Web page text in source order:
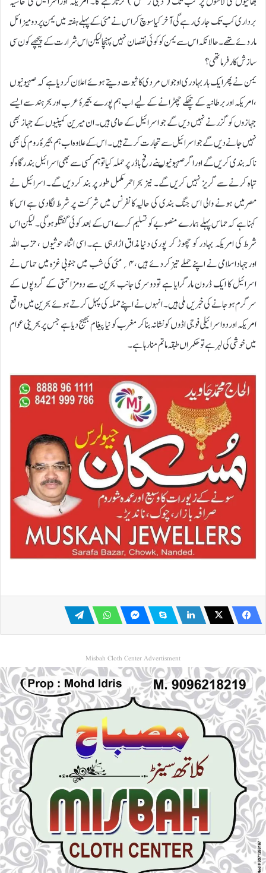
برداری کب تک جاری رہے گی آخر کیا سوچ کر اس نے مئی کے پہلے ہفتہ میں یمن پردومیزائل
ماردئے تھے۔ حالانکہ اس سے یمن کو کوئی نقصان نہیں پہنچا لیکن اس شرارت کے پیچھے کون سی
سازش کار فرماتھی؟
یمن نے پھرایک بار بہادری اوجواں مردی کا ثبوت دیتے ہوئے اعلان کردیاہے کہ صہیونیوں
،امریکہ اوربرطانیہ کے چھکے چھڑانے کے لیے اب ہم پورے بحیرۂ عرب اوربحرہند سے ایسے
جہازوں کو گزرنے نہیں دیں گے جو اسرائیل کے حامی ہیں۔ ان میرین کمپنیوں کے جہاز بھی
نہیں جانے دیں گے جواسرائیل سے تجارت کرتے ہیں۔ اس کے علاوہ اب ہم بحیرۂ روم کی بھی
ناکہ بندی کریں گے اوراگر صہیونیوںنے رفح باڈر پر حملہ کیاتو ہم کسی سے بھی اسرائیل بندرگاہ کو
تباہ کرنے سے گریز نہیں کریں گے۔ نیز بحراحمر مکمل طور پر بند کردیں گے۔ اسرائیل نے
مصرمیں ہونے والی اس جنگ بندی کی حالیہ کانفرنس میں شرکت پر شرط لگادی ہے اس کا
کہناہے کہ حماس پہلے ہمارے منصوبے کو تسلیم کرے اس کے بعد کوئی گفتگو ہوگی۔ لیکن اس
شرط کی امریکہ بہادر کو چھوڑ کر پوری دنیا مذاق اڑارہی ہے۔ اسی اثناء حوثیوں ، حزب اللہ
اورجہاداسلامی نے اپنے حملے تیز کردئے ہیں ،۴؍مئی کی شب میں جنوبی غزہ میں حماس نے
اسرائیل کا ایک ڈرون مارگرایا ہے تودوسری جانب بحرین سے دومزاحمتی کے گروپوں کے
سرگرم ہوجانے کی خبریں ملی ہیں۔ انہوں نے اپنے حملہ کی پہل کرتے ہوئے بحرین میں واقع
امریکہ اوردواسرائیلی فوجی اڈوں کو نشانہ بناکر مغرب کو نیا پیغام بھیج دیاہے جس پر بحرینی عوام
میں خوشی کی لہر ہے توحکمراں طبقہ ماتم منارہاہے۔
Misbah Cloth Center Advertisment